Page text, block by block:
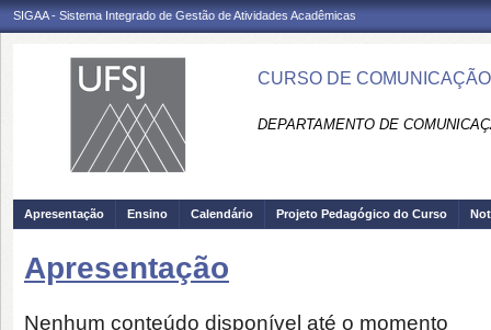
SIGAA - Sistema Integrado de Gestão de Atividades Acadêmicas
CURSO DE
DEPARTAMENTO DE
Apresentação Ensino Calendário Projeto Pedagógico do Curso
Apresentação
Nenhum conteúdo disponível até o momento